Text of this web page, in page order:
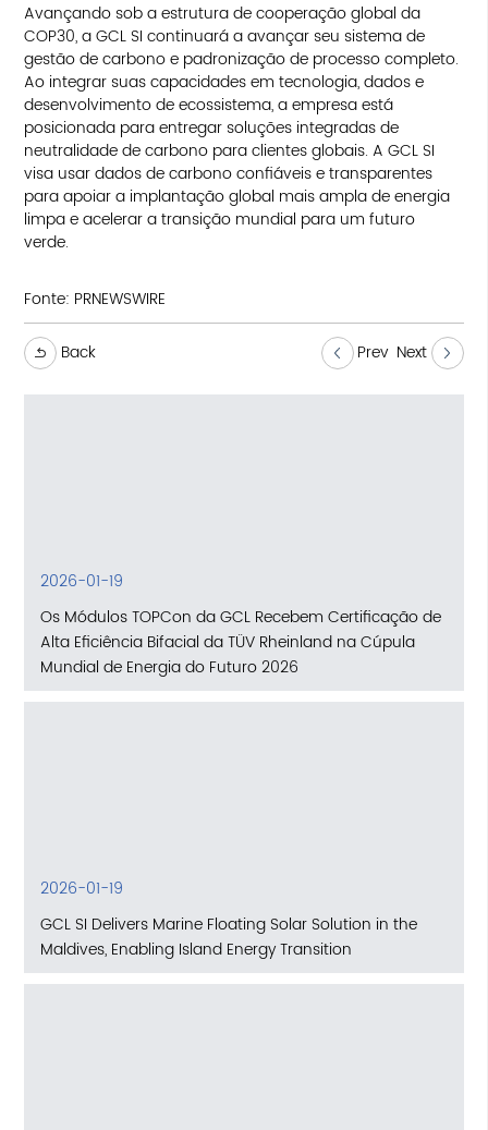
Avançando sob a estrutura de cooperação global da
COP30, a GCL SI continuará a avançar seu sistema de
gestão de carbono e padronização de processo completo.
Ao integrar suas capacidades em tecnologia, dados e
desenvolvimento de ecossistema, a empresa está
posicionada para entregar soluções integradas de
neutralidade de carbono para clientes globais. A GCL SI
visa usar dados de carbono confiáveis e transparentes
para apoiar a implantação global mais ampla de energia
limpa e acelerar a transição mundial para um futuro
verde.
Fonte: PRNEWSWIRE
Back Prev Next
2026-01-19
Os Módulos TOPCon da GCL Recebem Certificação de
Alta Eficiência Bifacial da TÜV Rheinland na Cúpula
Mundial de Energia do Futuro 2026
2026-01-19
GCL SI Delivers Marine Floating Solar Solution in the
Maldives, Enabling Island Energy Transition